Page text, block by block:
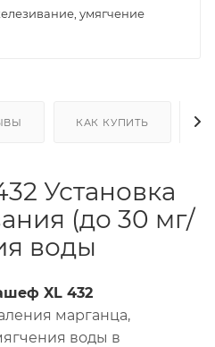
умягчение
КАК КУПИТЬ
Установка
(до 30 мг/
воды
XL 432
марганца,
воды в